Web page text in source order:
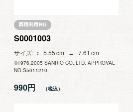
S0001003
サイズ 5.55 7.61
©1976,2005 SANRIO CO.,LTD. APPROVAL
NO.S5011210
990円